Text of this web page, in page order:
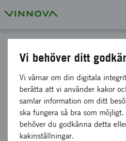
Rökgas till
elektrokatalytisk
integrering av
cirkulära
Vi behöver ditt
Vi värnar om din digitala
berätta att vi använder kakor
samlar information om ditt
ska fungera så bra som
behöver du godkänna detta
kakinställningar.